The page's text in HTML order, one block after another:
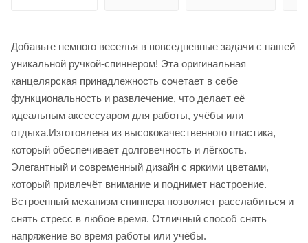
Добавьте немного веселья в повседневные задачи с нашей
уникальной ручкой-спиннером! Эта оригинальная
канцелярская принадлежность сочетает в себе
функциональность и развлечение, что делает её
идеальным аксессуаром для работы, учёбы или
отдыха.Изготовлена из высококачественного пластика,
который обеспечивает долговечность и лёгкость.
Элегантный и современный дизайн с яркими цветами,
который привлечёт внимание и поднимет настроение.
Встроенный механизм спиннера позволяет расслабиться и
снять стресс в любое время. Отличный способ снять
напряжение во время работы или учёбы.